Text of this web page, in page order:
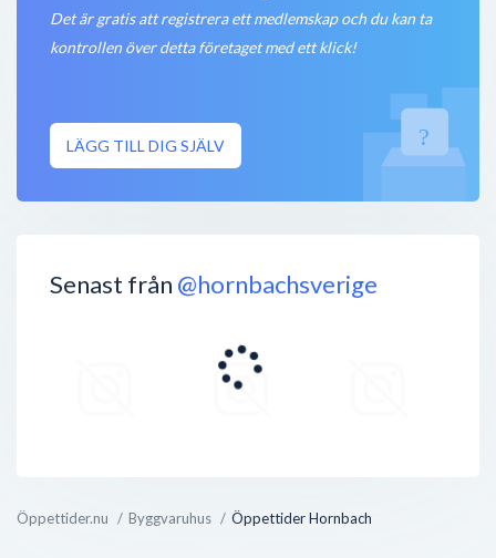
Öppettider.nu Byggvaruhus Öppettider Hornbach
Det är gratis att registrera ett medlemskap och du kan ta
kontrollen över detta företaget med ett klick!
LÄGG TILL DIG SJÄLV
Senast från @hornbachsverige